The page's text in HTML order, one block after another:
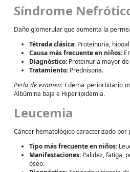
Síndrome
Daño glomerular que aumenta la
Tétrada clásica: Proteinuria,
Causa más frecuente en niños:
Diagnóstico: Proteinuria mayor
Tratamiento: Prednisona.
Perla de examen: Edema periorbitario
Albúmina baja e Hiperlipidemia.
Leucemia
Cáncer hematológico caracterizado por
Tipo más frecuente en niños:
Manifestaciones: Palidez, fatiga,
óseo.